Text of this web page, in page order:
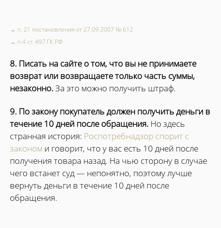
→ п. 21 постановления от 27.09.2007 № 612
→ п.4 ст. 497 ГК РФ
8. Писать на сайте о том, что вы не принимаете
возврат или возвращаете только часть суммы,
незаконно.За это можно получить штраф.
9. По закону покупатель должен получить деньги в
течение 10 дней после обращения. Но здесь
странная история: Роспотребнадзор спорит с
законом и говорит, что у вас есть 10 дней после
получения товара назад. На чью сторону в случае
чего встанет суд — непонятно, поэтому лучше
вернуть деньги в течение 10 дней после
обращения.